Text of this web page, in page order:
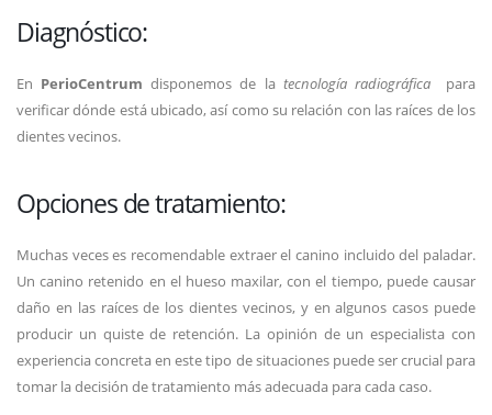
Diagnóstico:
En PerioCentrum disponemos de la tecnología radiográficapara
verificar dónde está ubicado, así como su relación con las raíces de los
dientes vecinos.
Opciones de tratamiento:
Muchas veces es recomendable extraer el canino incluido del paladar.
Un canino retenido en el hueso maxilar, con el tiempo, puede causar
daño en las raíces de los dientes vecinos, y en algunos casos puede
producir un quiste de retención. La opinión de un especialista con
experiencia concreta en este tipo de situaciones puede ser crucial para
tomar la decisión de tratamiento más adecuada para cada caso.